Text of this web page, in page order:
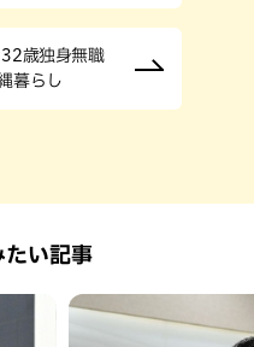
歳独身無職
暮らし
たい記事